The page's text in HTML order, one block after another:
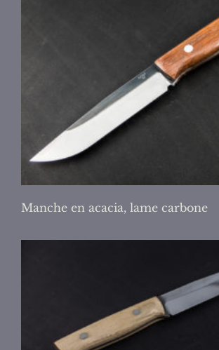
Manche en acacia, lame carbone